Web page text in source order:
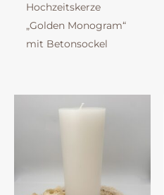
Hochzeitskerze
„Golden Monogram“
mit Betonsockel